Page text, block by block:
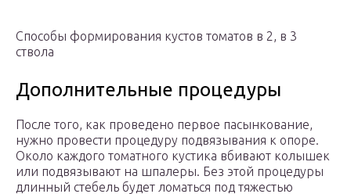
Способы формирования кустов томатов в 2, в 3
ствола
Дополнительные процедуры
После того, как проведено первое пасынкование,
нужно провести процедуру подвязывания к опоре.
Около каждого томатного кустика вбивают колышек
или подвязывают на шпалеры. Без этой процедуры
длинный стебель будет ломаться под тяжестью